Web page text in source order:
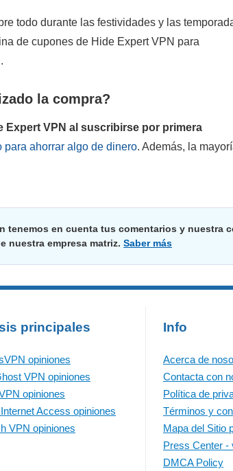
todo durante las festividades y las
de cupones de Hide Expert VPN para
.
la compra?
VPN al suscribirse por primera
ahorrar algo de dinero. Además, la
tenemos en cuenta tus comentarios y nuestra
nuestra empresa matriz. Saber más
principales
opiniones
VPN opiniones
opiniones
Access opiniones
VPN opiniones
Info
Acerca de
Contacta con
Política de
Términos y
Mapa del Sitio
Press Center -
DMCA Policy